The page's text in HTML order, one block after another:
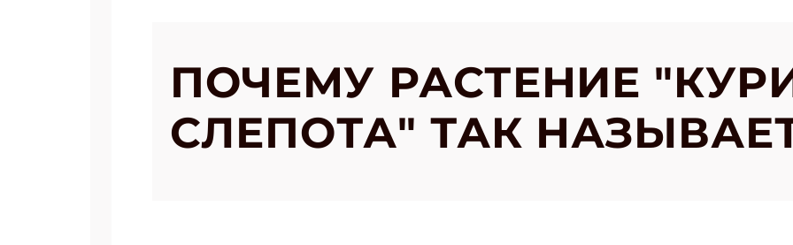
ПОЧЕМУ РАСТЕНИЕ
СЛЕПОТА" ТАК